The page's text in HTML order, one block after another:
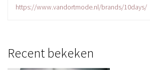
https://www.vandortmode.nl/brands/10days/
Recent bekeken